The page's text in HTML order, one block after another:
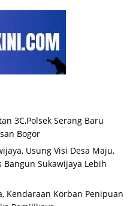
3C,Polsek Serang Baru
Bogor
Usung Visi Desa Maju,
Sukawijaya Lebih
Kendaraan Korban Penipuan